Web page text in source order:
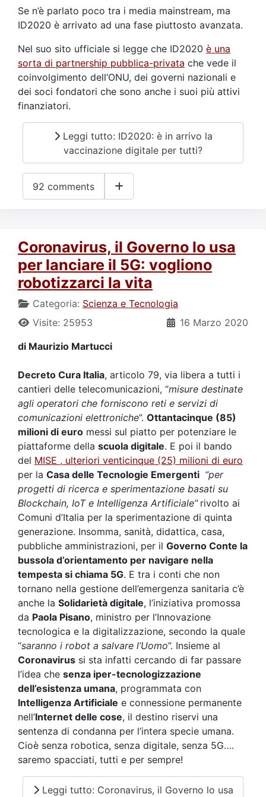
Se n’è parlato poco tra i media mainstream, ma
ID2020 è arrivato ad una fase piuttosto avanzata.
Nel suo sito ufficiale si legge che ID2020 è una
sorta di partnership pubblica-privata che vede il
coinvolgimento dell’ONU, dei governi nazionali e
dei soci fondatori che sono anche i suoi più attivi
finanziatori.
Leggi tutto: ID2020: è in arrivo la
vaccinazione digitale per tutti?
92 comments
Coronavirus, il Governo lo usa
per lanciare il 5G: vogliono
robotizzarci la vita
Categoria: Scienza e Tecnologia
16 Marzo 2020
Visite: 25953
di Maurizio Martucci
Decreto Cura Italia, articolo 79, via libera a tutti i
cantieri delle telecomunicazioni, “misure destinate
agli operatori che forniscono reti e servizi di
comunicazioni elettroniche”. Ottantacinque (85)
milioni di euro messi sul piatto per potenziare le
piattaforme della scuola digitale. E poi il bando
del MISE , ulteriori venticinque (25) milioni di euro
per la Casa delle Tecnologie Emergenti “per
progetti di ricerca e sperimentazione basati su
Blockchain, IoT e Intelligenza Artificiale” rivolto ai
Comuni d’Italia per la sperimentazione di quinta
generazione. Insomma, sanità, didattica, casa,
pubbliche amministrazioni, per il Governo Conte la
bussola d’orientamento per navigare nella
tempesta si chiama 5G. E tra i conti che non
tornano nella gestione dell’emergenza sanitaria c’è
anche la Solidarietà digitale, l’iniziativa promossa
da Paola Pisano, ministro per l’Innovazione
tecnologica e la digitalizzazione, secondo la quale
“saranno i robot a salvare l’Uomo”. Insieme al
Coronavirus si sta infatti cercando di far passare
l’idea che senza iper-tecnologizzazione
dell’esistenza umana, programmata con
Intelligenza Artificiale e connessione permanente
nell’Internet delle cose, il destino riservi una
sentenza di condanna per l’intera specie umana.
Cioè senza robotica, senza digitale, senza 5G….
saremo spacciati, tutti e per sempre!
Leggi tutto: Coronavirus, il Governo lo usa